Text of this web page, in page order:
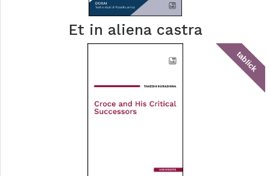
Et in aliena castra
tablick